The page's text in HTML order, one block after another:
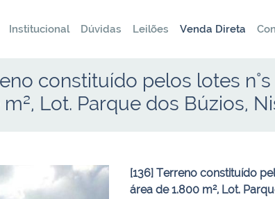
Institucional Dúvidas Leilões Venda Direta
constituído pelos lotes
m², Lot. Parque dos Búzios,
[136] Terreno constituído
área de 1.800 m², Lot.